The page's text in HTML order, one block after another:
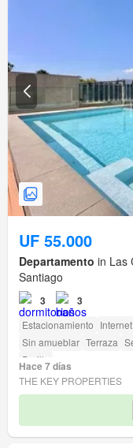
UF 55.000
Departamento in Las
Santiago
3 3
Estacionamiento Internet
Sin amueblar Terraza
Parilla
Hace 7 días
THE KEY PROPERTIES